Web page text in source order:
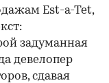
Est-a-Tet,
задуманная
девелопер
сдавая